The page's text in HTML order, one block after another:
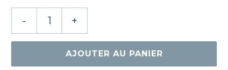
- +
AJOUTER AU PANIER